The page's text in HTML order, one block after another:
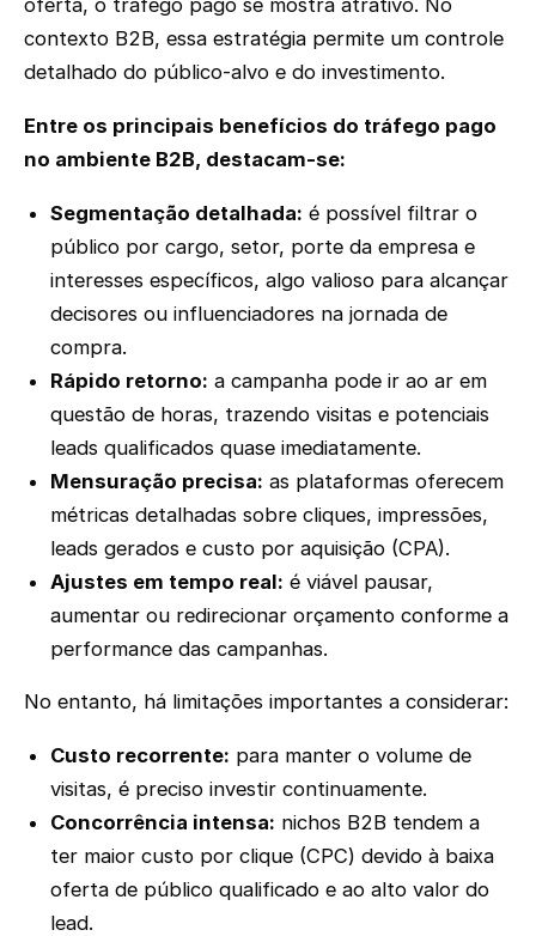
oferta, o tráfego pago se mostra atrativo. No
contexto B2B, essa estratégia permite um controle
detalhado do público-alvo e do investimento.
Entre os principais benefícios do tráfego pago
no ambiente B2B, destacam-se:
Segmentação detalhada: é possível filtrar o
público por cargo, setor, porte da empresa e
interesses específicos, algo valioso para alcançar
decisores ou influenciadores na jornada de
compra.
Rápido retorno: a campanha pode ir ao ar em
questão de horas, trazendo visitas e potenciais
leads qualificados quase imediatamente.
Mensuração precisa: as plataformas oferecem
métricas detalhadas sobre cliques, impressões,
leads gerados e custo por aquisição (CPA).
Ajustes em tempo real: é viável pausar,
aumentar ou redirecionar orçamento conforme a
performance das campanhas.
No entanto, há limitações importantes a considerar:
Custo recorrente: para manter o volume de
visitas, é preciso investir continuamente.
Concorrência intensa: nichos B2B tendem a
ter maior custo por clique (CPC) devido à baixa
oferta de público qualificado e ao alto valor do
lead.